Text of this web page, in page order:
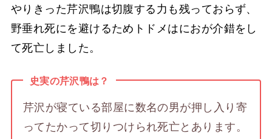
やりきった芹沢鴨は切腹する力も残っておらず、
野垂れ死にを避けるためトドメはにおが介錯をし
て死亡しました。
史実の芹沢鴨は？
芹沢が寝ている部屋に数名の男が押し入り寄
ってたかって切りつけられ死亡とあります。